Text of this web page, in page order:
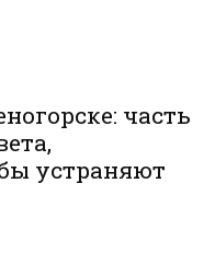
часть
устраняют